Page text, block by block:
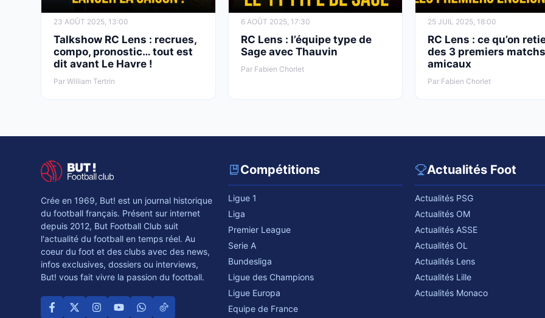
23 AOÛT 2025, 13:00
Talkshow RC Lens : recrues,
compo, pronostic… tout est
dit avant Le Havre !
Par William Tertrin
6 AOÛT 2025, 17:30
RC Lens : l’équipe type de
Sage avec Thauvin
Par Fabien Chorlet
25 JUIL 2025, 18:00
RC Lens : ce qu’on
des 3 premiers matchs
amicaux
Par Fabien Chorlet
Crée en 1969, But! est un journal historique
du football français. Présent sur internet
depuis 2012, But Football Club suit
l'actualité du football en temps réel. Au
coeur du foot et des clubs avec des news,
infos exclusives, dossiers ou interviews,
But! vous fait vivre la passion du football.
Compétitions
Ligue 1
Liga
Premier League
Serie A
Bundesliga
Ligue des Champions
Ligue Europa
Equipe de France
Actualités Foot
Actualités PSG
Actualités OM
Actualités ASSE
Actualités OL
Actualités Lens
Actualités Lille
Actualités Monaco